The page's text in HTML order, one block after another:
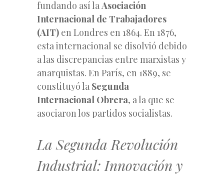
fundando así laAsociación
Internacional de Trabajadores
(AIT) en Londres en 1864. En 1876,
esta internacional se disolvió debido
a las discrepancias entre marxistas y
anarquistas. En París, en 1889, se
constituyó la Segunda
Internacional Obrera, a la que se
asociaron los partidos socialistas.
La Segunda Revolución
Industrial: Innovación y